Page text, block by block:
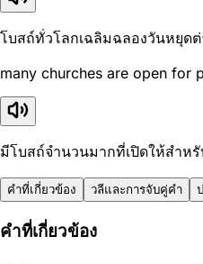
โบสถ์ทั่วโลกเฉลิมฉลองวันหยุดต่
many churches are open for
มีโบสถ์จำนวนมากที่เปิดให้สำห
คำที่เกี่ยวข้อง วลีและการจับคู่คำ
คำที่เกี่ยวข้อง